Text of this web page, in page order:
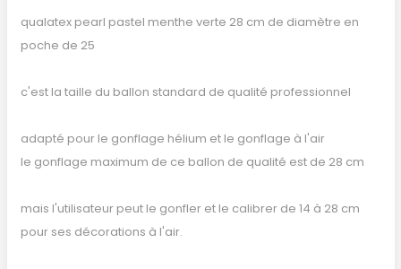
qualatex pearl pastel menthe verte 28 cm de diamètre en
poche de 25
c'est la taille du ballon standard de qualité professionnel
adapté pour le gonflage hélium et le gonflage à l'air
le gonflage maximum de ce ballon de qualité est de 28 cm
mais l'utilisateur peut le gonfler et le calibrer de 14 à 28 cm
pour ses décorations à l'air.